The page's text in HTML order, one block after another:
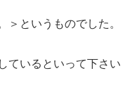
＞というものでした。
ているといって下さい